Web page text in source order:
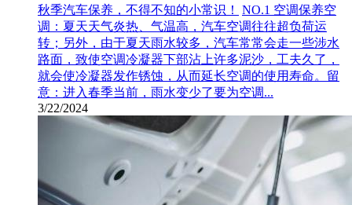
秋季汽车保养，不得不知的小常识！
NO.1 空调保养空
调：夏天天气炎热、气温高，汽车空调往往超负荷运
转；另外，由于夏天雨水较多，汽车常常会走一些涉水
路面，致使空调冷凝器下部沾上许多泥沙，工夫久了，
就会使冷凝器发作锈蚀，从而延长空调的使用寿命。留
意：进入春季当前，雨水变少了要为空调...
3/22/2024